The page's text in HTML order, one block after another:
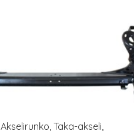
Akselirunko, Taka-akseli,